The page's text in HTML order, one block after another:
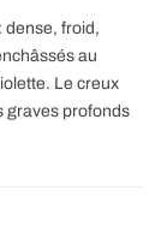
dense, froid,
au
Le creux
graves profonds